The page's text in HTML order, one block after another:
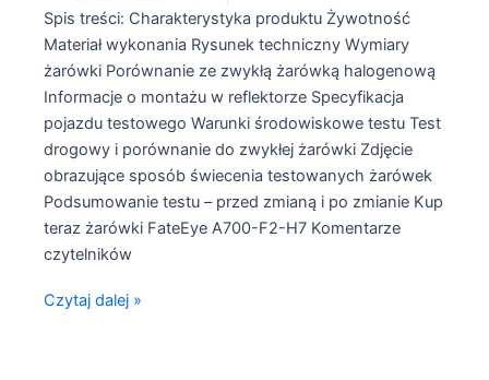
Spis treści: Charakterystyka produktu Żywotność
Materiał wykonania Rysunek techniczny Wymiary
żarówki Porównanie ze zwykłą żarówką halogenową
Informacje o montażu w reflektorze Specyfikacja
pojazdu testowego Warunki środowiskowe testu Test
drogowy i porównanie do zwykłej żarówki Zdjęcie
obrazujące sposób świecenia testowanych żarówek
Podsumowanie testu – przed zmianą i po zmianie Kup
teraz żarówki FateEye A700-F2-H7 Komentarze
czytelników
Test
Czytaj dalej »